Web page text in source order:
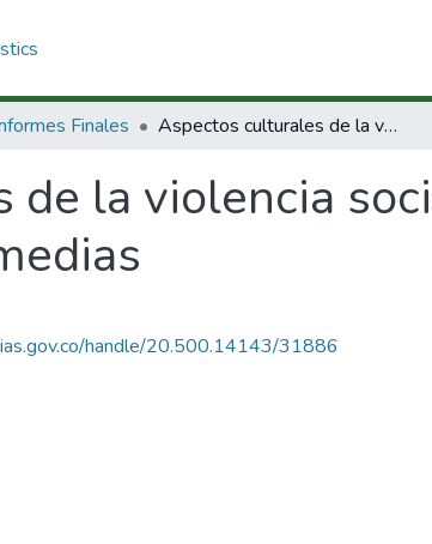
Finales Aspectos culturales de la violencia societaria :el papel de las instituciones intermedias
la violencia
handle/20.500.14143/31886